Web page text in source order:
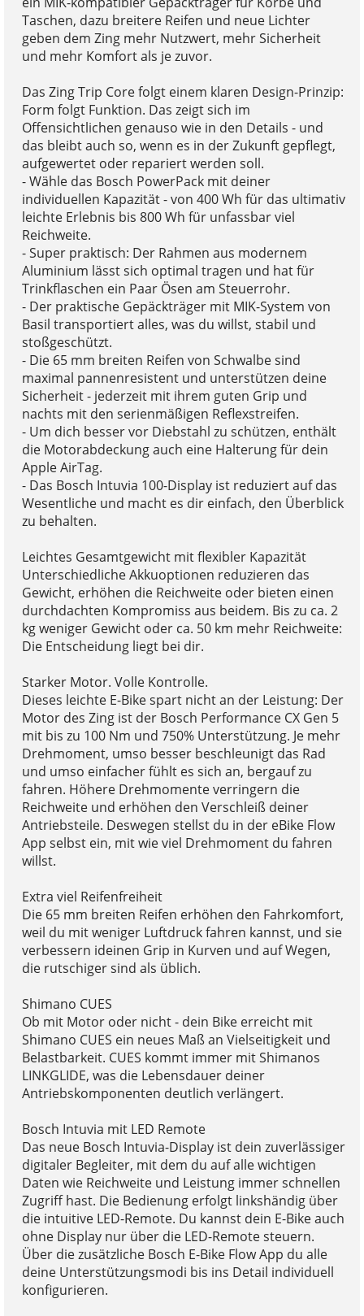
Taschen, dazu breitere Reifen und neue Lichter
geben dem Zing mehr Nutzwert, mehr Sicherheit
und mehr Komfort als je zuvor.
Das Zing Trip Core folgt einem klaren Design-Prinzip:
Form folgt Funktion. Das zeigt sich im
Offensichtlichen genauso wie in den Details - und
das bleibt auch so, wenn es in der Zukunft gepflegt,
aufgewertet oder repariert werden soll.
- Wähle das Bosch PowerPack mit deiner
individuellen Kapazität - von 400 Wh für das ultimativ
leichte Erlebnis bis 800 Wh für unfassbar viel
Reichweite.
- Super praktisch: Der Rahmen aus modernem
Aluminium lässt sich optimal tragen und hat für
Trinkflaschen ein Paar Ösen am Steuerrohr.
- Der praktische Gepäckträger mit MIK-System von
Basil transportiert alles, was du willst, stabil und
stoßgeschützt.
- Die 65 mm breiten Reifen von Schwalbe sind
maximal pannenresistent und unterstützen deine
Sicherheit - jederzeit mit ihrem guten Grip und
nachts mit den serienmäßigen Reflexstreifen.
- Um dich besser vor Diebstahl zu schützen, enthält
die Motorabdeckung auch eine Halterung für dein
Apple AirTag.
- Das Bosch Intuvia 100-Display ist reduziert auf das
Wesentliche und macht es dir einfach, den Überblick
zu behalten.
Leichtes Gesamtgewicht mit flexibler Kapazität
Unterschiedliche Akkuoptionen reduzieren das
Gewicht, erhöhen die Reichweite oder bieten einen
durchdachten Kompromiss aus beidem. Bis zu ca. 2
kg weniger Gewicht oder ca. 50 km mehr Reichweite:
Die Entscheidung liegt bei dir.
Starker Motor. Volle Kontrolle.
Dieses leichte E-Bike spart nicht an der Leistung: Der
Motor des Zing ist der Bosch Performance CX Gen 5
mit bis zu 100 Nm und 750% Unterstützung. Je mehr
Drehmoment, umso besser beschleunigt das Rad
und umso einfacher fühlt es sich an, bergauf zu
fahren. Höhere Drehmomente verringern die
Reichweite und erhöhen den Verschleiß deiner
Antriebsteile. Deswegen stellst du in der eBike Flow
App selbst ein, mit wie viel Drehmoment du fahren
willst.
Extra viel Reifenfreiheit
Die 65 mm breiten Reifen erhöhen den Fahrkomfort,
weil du mit weniger Luftdruck fahren kannst, und sie
verbessern ideinen Grip in Kurven und auf Wegen,
die rutschiger sind als üblich.
Shimano CUES
Ob mit Motor oder nicht - dein Bike erreicht mit
Shimano CUES ein neues Maß an Vielseitigkeit und
Belastbarkeit. CUES kommt immer mit Shimanos
LINKGLIDE, was die Lebensdauer deiner
Antriebskomponenten deutlich verlängert.
Bosch Intuvia mit LED Remote
Das neue Bosch Intuvia-Display ist dein zuverlässiger
digitaler Begleiter, mit dem du auf alle wichtigen
Daten wie Reichweite und Leistung immer schnellen
Zugriff hast. Die Bedienung erfolgt linkshändig über
die intuitive LED-Remote. Du kannst dein E-Bike auch
ohne Display nur über die LED-Remote steuern.
Über die zusätzliche Bosch E-Bike Flow App du alle
deine Unterstützungsmodi bis ins Detail individuell
konfigurieren.